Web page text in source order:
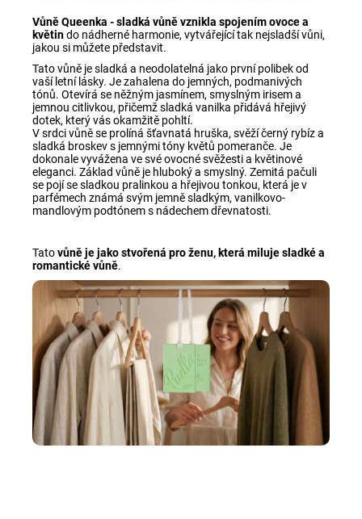
Vůně Queenka - sladká vůně vznikla spojením ovoce a
květindo nádherné harmonie, vytvářející tak nejsladší vůni,
jakou si můžete představit.
Tato vůně je sladká a neodolatelná jako první polibek od
vaší letní lásky. Je zahalena do jemných, podmanivých
tónů. Otevírá se něžným jasmínem, smyslným irisem a
jemnou citlivkou, přičemž sladká vanilka přidává hřejivý
dotek, který vás okamžitě pohltí.
V srdci vůně se prolíná šťavnatá hruška, svěží černý rybíz a
sladká broskev s jemnými tóny květů pomeranče. Je
dokonale vyvážena ve své ovocné svěžesti a květinové
eleganci. Základ vůně je hluboký a smyslný. Zemitá pačuli
se pojí se sladkou pralinkou a hřejivou tonkou, která je v
parfémech známá svým jemně sladkým, vanilkovo-
mandlovým podtónem s nádechem dřevnatosti.
Tatovůně je jako stvořená pro ženu, která miluje sladké a
romantické vůně.